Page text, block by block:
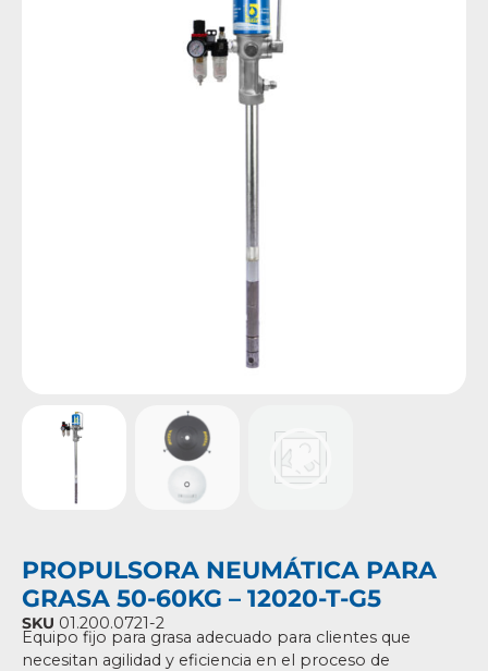
PROPULSORA NEUMÁTICA PARA
GRASA 50-60KG – 12020-T-G5
SKU 01.200.0721-2
Equipo fijo para grasa adecuado para clientes que
necesitan agilidad y eficiencia en el proceso de